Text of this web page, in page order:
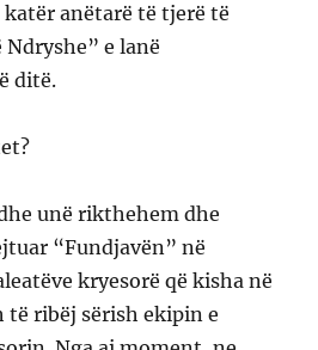
anëtarë të tjerë të
e lanë
ditë.
unë rikthehem dhe
“Fundjavën” në
kryesorë që kisha në
të ribëj sërish ekipin e